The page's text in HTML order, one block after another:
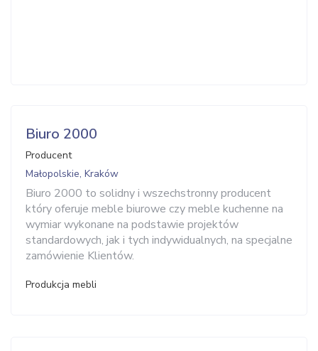
Biuro 2000
Producent
Małopolskie, Kraków
Biuro 2000 to solidny i wszechstronny producent
który oferuje meble biurowe czy meble kuchenne na
wymiar wykonane na podstawie projektów
standardowych, jak i tych indywidualnych, na specjalne
zamówienie Klientów.
Produkcja mebli